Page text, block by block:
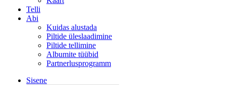
Telli
Abi
Kuidas alustada
Piltide üleslaadimine
Piltide tellimine
Albumite tüübid
Partnerlusprogramm
Sisene